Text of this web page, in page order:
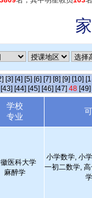
[3] [4] [5] [6] [7] [8] [9] [10]
[43] [44] [45] [46] [47] 48 [49]
学校
专业
医科大学
麻醉学
小学数学, 小
一初二数学,